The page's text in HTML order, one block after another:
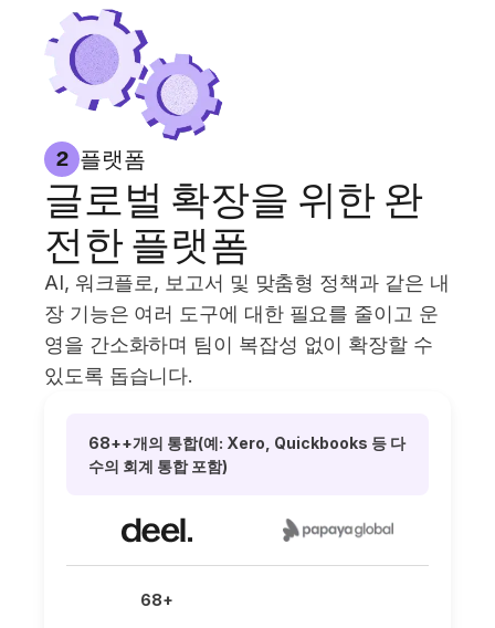
2 플랫폼
글로벌 확장을 위한 완
전한 플랫폼
AI, 워크플로, 보고서 및 맞춤형 정책과 같은 내
장 기능은 여러 도구에 대한 필요를 줄이고 운
영을 간소화하며 팀이 복잡성 없이 확장할 수
있도록 돕습니다.
68++개의 통합(예: Xero, Quickbooks 등 다
수의 회계 통합 포함)
68+